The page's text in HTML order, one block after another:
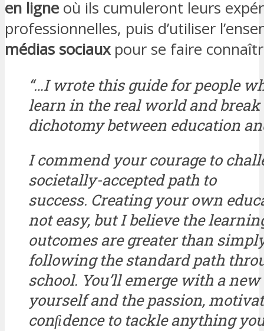
en ligne où ils cumuleront leurs
professionnelles, puis d’utiliser
médias sociauxpour se faire
“…I wrote this guide for people
learn in the real world and
dichotomy between education
I commend your courage to
societally-accepted path to
success. Creating your own
not easy, but I believe the
outcomes are greater than
following the standard path
school. You’ll emerge with a new
yourself and the passion,
conﬁdence to tackle anything